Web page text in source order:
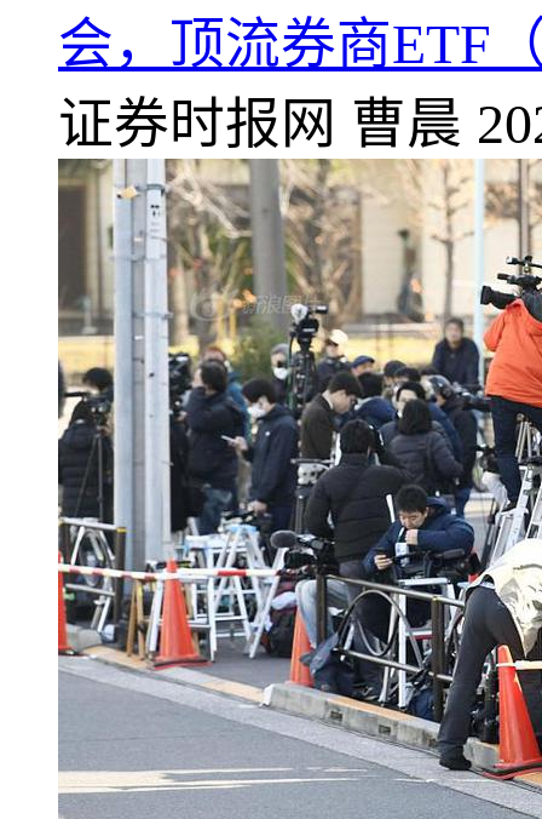
会，顶流券商ETF
证券时报网 曹晨